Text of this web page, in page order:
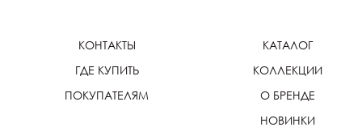
КОНТАКТЫ
ГДЕ КУПИТЬ
ПОКУПАТЕЛЯМ
КАТАЛОГ
КОЛЛЕКЦИИ
О БРЕНДЕ
НОВИНКИ